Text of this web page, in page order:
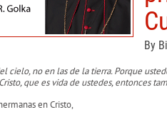
By
cielo, no en las de la tierra. Porque
que es vida de ustedes, entonces
en Cristo,